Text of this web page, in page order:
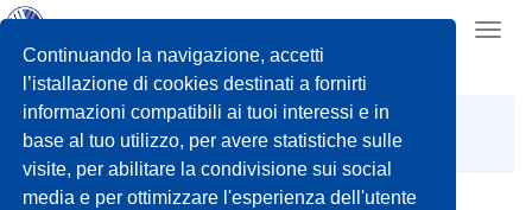
Continuando la navigazione, accetti
l’istallazione di cookies destinati a fornirti
informazioni compatibili ai tuoi interessi e in
base al tuo utilizzo, per avere statistiche sulle
visite, per abilitare la condivisione sui social
media e per ottimizzare l'esperienza dell'utente
CARROZZINE MANUALI
SUPERLEGGERE
MOD.SAGITTA